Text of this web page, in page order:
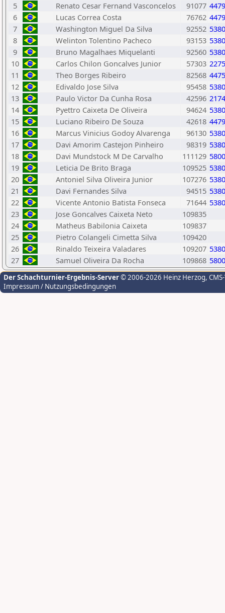
5
Renato Cesar Fernand Vasconcelos 91077
6
Lucas Correa Costa 76762
7
Washington Miguel Da Silva 92552
8
Welinton Tolentino Pacheco 93153
9
Bruno Magalhaes Miquelanti 92560
10
Carlos Chilon Goncalves Junior 57303
11
Theo Borges Ribeiro 82568
12
Edivaldo Jose Silva 95458
13
Paulo Victor Da Cunha Rosa 42596
14
Pyettro Caixeta De Oliveira 94624
15
Luciano Ribeiro De Souza 42618
16
Marcus Vinicius Godoy Alvarenga 96130
17
Davi Amorim Castejon Pinheiro 98319
18
Davi Mundstock M De Carvalho 111129
19
Leticia De Brito Braga 109525
20
Antoniel Silva Oliveira Junior 107276
21
Davi Fernandes Silva 94515
22
Vicente Antonio Batista Fonseca 71644
23
Jose Goncalves Caixeta Neto
109835
24
Matheus Babilonia Caixeta
109837
25
Pietro Colangeli Cimetta Silva
109420
26
Rinaldo Teixeira Valadares 109207
27
Samuel Oliveira Da Rocha 109868
Der Schachturnier-Ergebnis-Server© 2006-2026 Heinz Herzog,
Impressum / Nutzungsbedingungen